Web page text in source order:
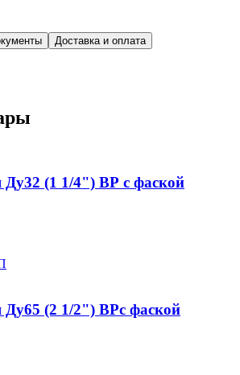
Доставка и оплата
Ду32 (1 1/4") ВР с фаской
Ду65 (2 1/2") ВРс фаской